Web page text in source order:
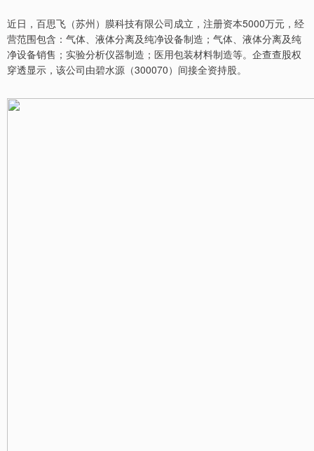
近日，百思飞（苏州）膜科技有限公司成立，注册资本5000万元，经
营范围包含：气体、液体分离及纯净设备制造；气体、液体分离及纯
净设备销售；实验分析仪器制造；医用包装材料制造等。企查查股权
穿透显示，该公司由碧水源（300070）间接全资持股。